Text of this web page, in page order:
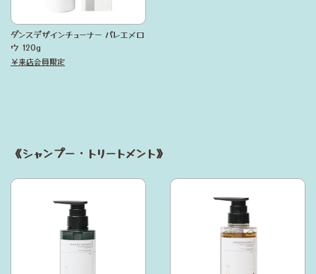
ダンスデザインチューナー バレエメロ
ウ 120g
￥来店会員限定
《シャンプー・トリートメント》